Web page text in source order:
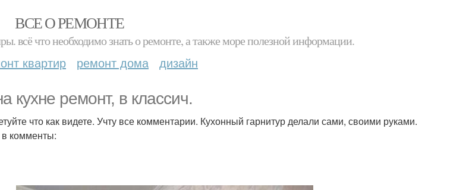
ВСЕ О РЕМОНТЕ
всё что необходимо знать о ремонте, а также море полезной информации.
квартир ремонт дома дизайн
кухне ремонт, в классич.
что как видете. Учту все комментарии. Кухонный гарнитур делали сами, своими руками.
комменты: